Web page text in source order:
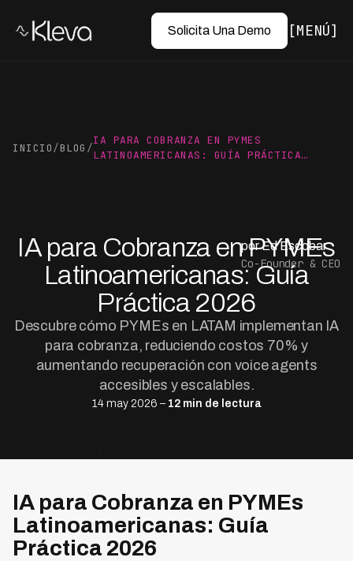
Solicita Una Demo MENÚ
INICIO/BLOG /
IA PARA COBRANZA EN PYMES
LATINOAMERICANAS: GUÍA PRÁCTICA…
IA para Cobranza en PYMEs
Latinoamericanas: Guía
Práctica 2026
Descubre cómo PYMEs en LATAM implementan IA
para cobranza, reduciendo costos 70% y
aumentando recuperación con voice agents
accesibles y escalables.
14 may 2026 – 12 min de lectura
por Ed Escobar
Co-Founder & CEO
IA para Cobranza en PYMEs
Latinoamericanas: Guía
Práctica 2026